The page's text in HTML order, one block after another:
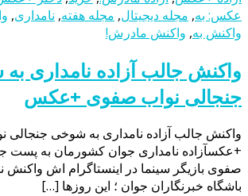
عکس: به, مجله دیجیتال, مجله هفته, نامداری,
واکنش به, واکنش مادرش!
واکنش جالب آزاده نامداری
جنجالی نواب صفوی +عکس
واکنش جالب آزاده نامداری به شوخی جنجالی
+عکسآزاده نامداری جوان کشورمان به پست
صفوی بازیگر سینما در اینستاگرام اش واکنش
باشگاه خبرنگاران جوان ؛ این روزها […]